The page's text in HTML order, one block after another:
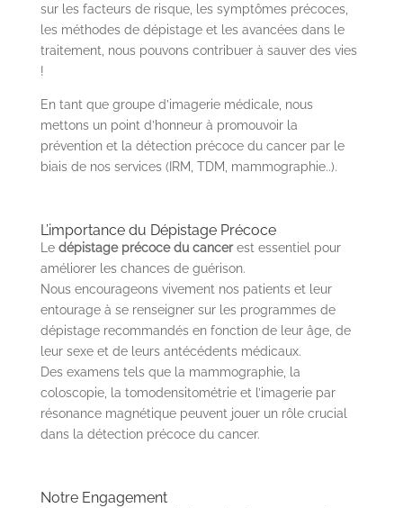
sur les facteurs de risque, les symptômes précoces,
les méthodes de dépistage et les avancées dans le
traitement, nous pouvons contribuer à sauver des vies
!
En tant que groupe d’imagerie médicale, nous
mettons un point d’honneur à promouvoir la
prévention et la détection précoce du cancer par le
biais de nos services (IRM, TDM, mammographie..).
L’importance du Dépistage Précoce
Le dépistage précoce du cancerest essentiel pour
améliorer les chances de guérison.
Nous encourageons vivement nos patients et leur
entourage à se renseigner sur les programmes de
dépistage recommandés en fonction de leur âge, de
leur sexe et de leurs antécédents médicaux.
Des examens tels que la mammographie, la
coloscopie, la tomodensitométrie et l’imagerie par
résonance magnétique peuvent jouer un rôle crucial
dans la détection précoce du cancer.
Notre Engagement